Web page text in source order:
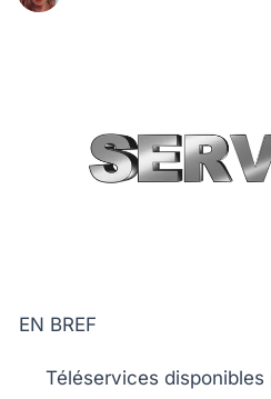
EN BREF
Téléservices